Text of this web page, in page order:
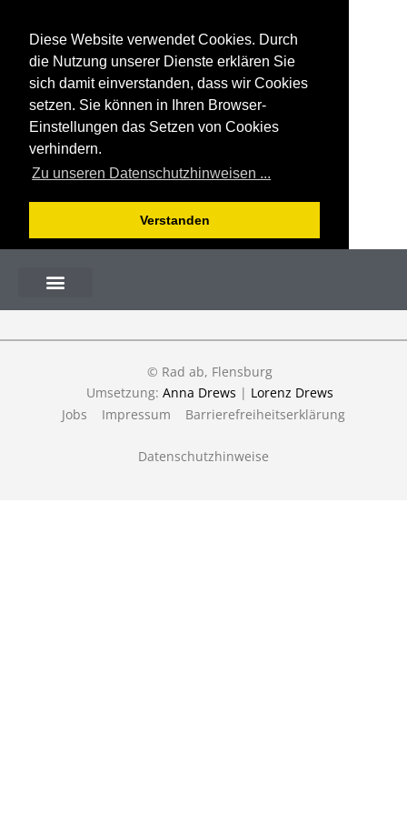
Diese Website verwendet Cookies. Durch
die Nutzung unserer Dienste erklären Sie
sich damit einverstanden, dass wir Cookies
setzen. Sie können in Ihren Browser-
Einstellungen das Setzen von Cookies
verhindern.
Zu unseren Datenschutzhinweisen ...
Verstanden
© Rad ab, Flensburg
Umsetzung: Anna Drews | Lorenz Drews
Jobs
Impressum Barrierefreiheitserklärung
Datenschutzhinweise